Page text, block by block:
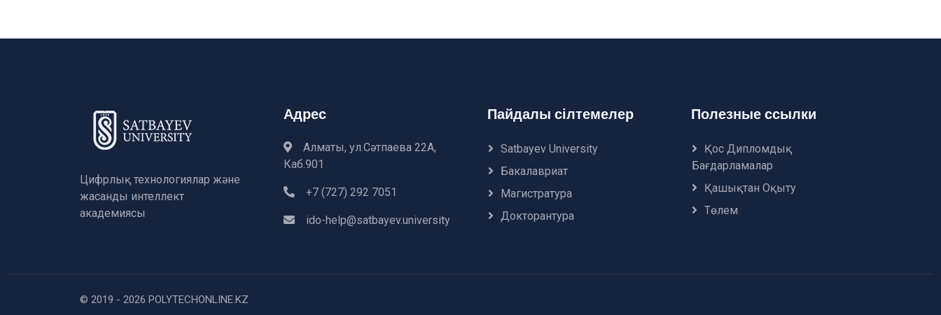
Цифрлық технологиялар және
жасанды интеллект
академиясы
Адрес
Алматы, ул.Сәтпаева 22А,
Каб.901
+7 (727) 292 7051
ido-help@satbayev.university
Пайдалы сілтемелер
Satbayev University
Бакалавриат
Магистратура
Докторантура
Полезные ссылки
Қос Дипломдық
Бағдарламалар
Қашықтан Оқыту
Төлем
© 2019 - 2026 POLYTECHONLINE.KZ